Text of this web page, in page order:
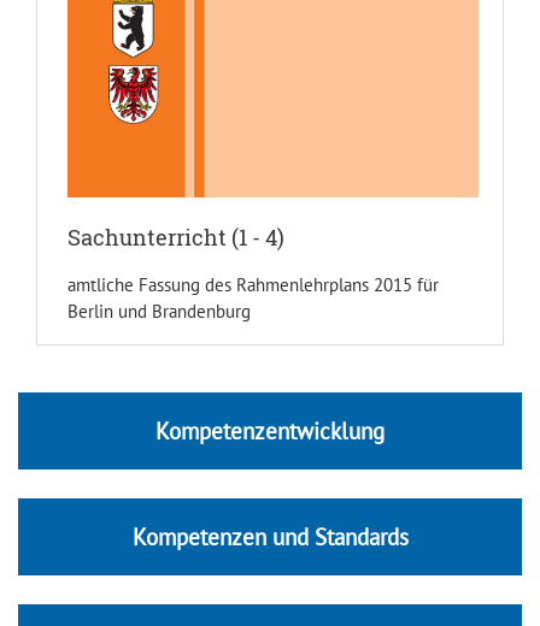
Sachunterricht (1 - 4)
amtliche Fassung des Rahmenlehrplans 2015 für
Berlin und Brandenburg
Kompetenzentwicklung
Kompetenzen und Standards